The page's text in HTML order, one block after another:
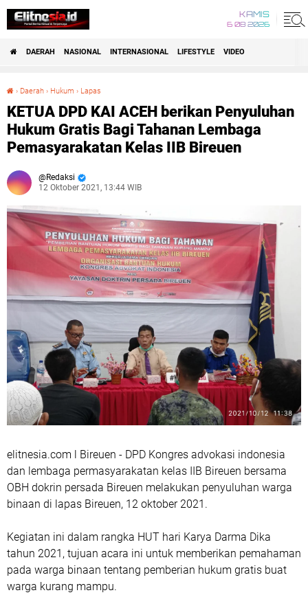
KAMIS
6 08 2026
DAERAH NASIONAL INTERNASIONAL LIFESTYLE VIDEO
› Daerah › Hukum › Lapas
KETUA DPD KAI ACEH berikan Penyuluhan
Hukum Gratis Bagi Tahanan Lembaga
Pemasyarakatan Kelas IIB Bireuen
Redaksi
12 Oktober 2021, 13:44 WIB
elitnesia.com l Bireuen - DPD Kongres advokasi indonesia
dan lembaga permasyarakatan kelas IIB Bireuen bersama
OBH dokrin persada Bireuen melakukan penyuluhan warga
binaan di lapas Bireuen, 12 oktober 2021.
Kegiatan ini dalam rangka HUT hari Karya Darma Dika
tahun 2021, tujuan acara ini untuk memberikan pemahaman
pada warga binaan tentang pemberian hukum gratis buat
warga kurang mampu.